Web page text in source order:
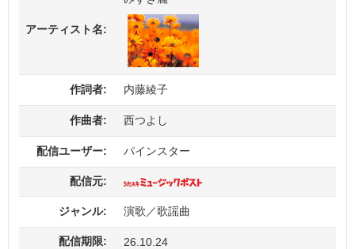
アーティスト名:
作詞者: 内藤綾子
作曲者: 西つよし
配信ユーザー: パインスター
配信元:
ジャンル: 演歌／歌謡曲
配信期限: 26.10.24